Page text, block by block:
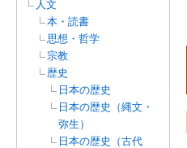
人文
本・読書
思想・哲学
宗教
歴史
日本の歴史
日本の歴史（縄文・
弥生）
日本の歴史（古代